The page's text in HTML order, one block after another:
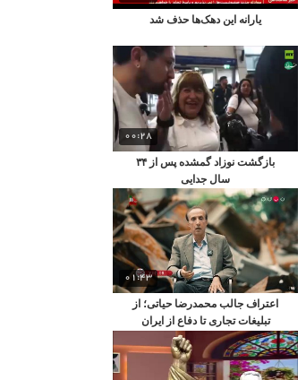
یارانه این دهک‌ها حذف شد
00:28
بازگشت نوزاد گمشده پس از ۳۴
سال جدایی
01:43
اعتراف جالب محمدرضا حیاتی؛ از
تبلیغات تجاری تا دفاع از ایران